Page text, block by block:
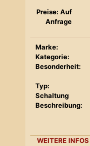
Preise: Auf
Anfrage
Marke:
Kategorie:
Besonderheit:
Typ:
Schaltung
Beschreibung:
WEITERE INFOS